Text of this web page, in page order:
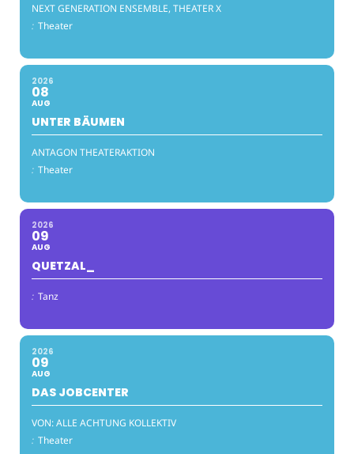
NEXT GENERATION ENSEMBLE, THEATER X
: Theater
2026
08
AUG
UNTER BÄUMEN
ANTAGON THEATERAKTION
: Theater
2026
09
AUG
QUETZAL_
: Tanz
2026
09
AUG
DAS JOBCENTER
VON: ALLE ACHTUNG KOLLEKTIV
: Theater